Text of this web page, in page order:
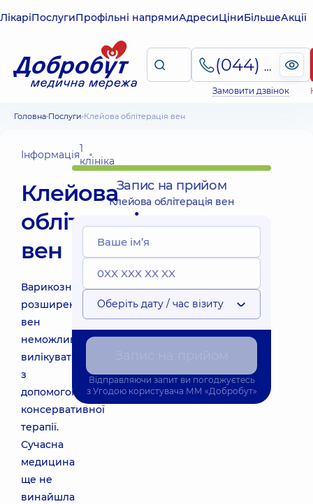
ЛікаріПослугиПрофільні напрямиАдресиЦіниБільшеАкції
(044) 495-2-888
Замовити дзвінок
Головна Послуги Клейова облітерація вен
Інформація1
клініка
Клейова
облітерація
вен
Варикозне
розширення
вен
неможливо
вилікувати
з
допомогою
консервативної
терапії.
Сучасна
медицина
ще не
винайшла
Запис на прийом
Клейова облітерація вен
Оберіть дату / час візиту
Відправляючи запит ви погоджуєтесь
з Угодою користувача ММ «Добробут»